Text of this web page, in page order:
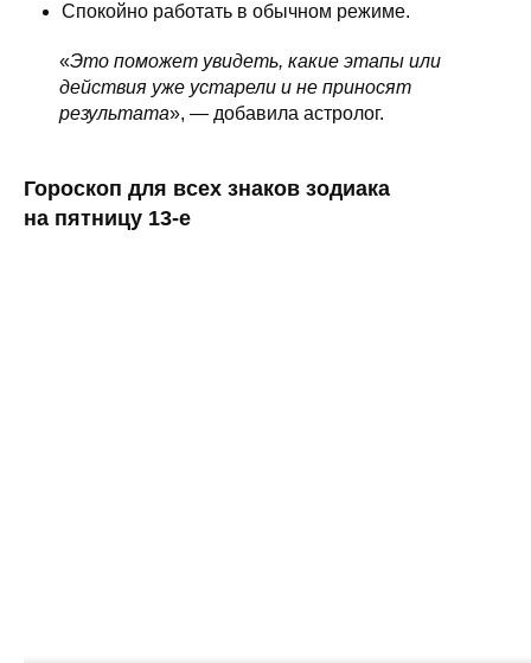
Спокойно работать в обычном режиме.
«Это поможет увидеть, какие этапы или
действия уже устарели и не приносят
результата», — добавила астролог.
Гороскоп для всех знаков зодиака
на пятницу 13-е